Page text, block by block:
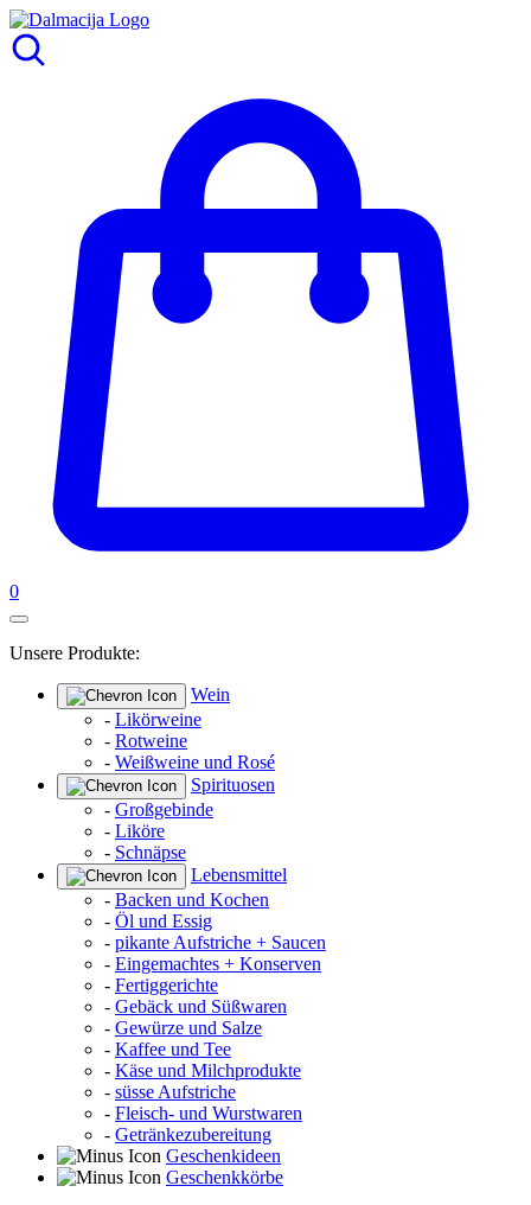
0
Unsere Produkte:
Wein
- Likörweine
- Rotweine
- Weißweine und Rosé
Spirituosen
- Großgebinde
- Liköre
- Schnäpse
Lebensmittel
- Backen und Kochen
- Öl und Essig
- pikante Aufstriche + Saucen
- Eingemachtes + Konserven
- Fertiggerichte
- Gebäck und Süßwaren
- Gewürze und Salze
- Kaffee und Tee
- Käse und Milchprodukte
- süsse Aufstriche
- Fleisch- und Wurstwaren
- Getränkezubereitung
Geschenkideen
Geschenkkörbe